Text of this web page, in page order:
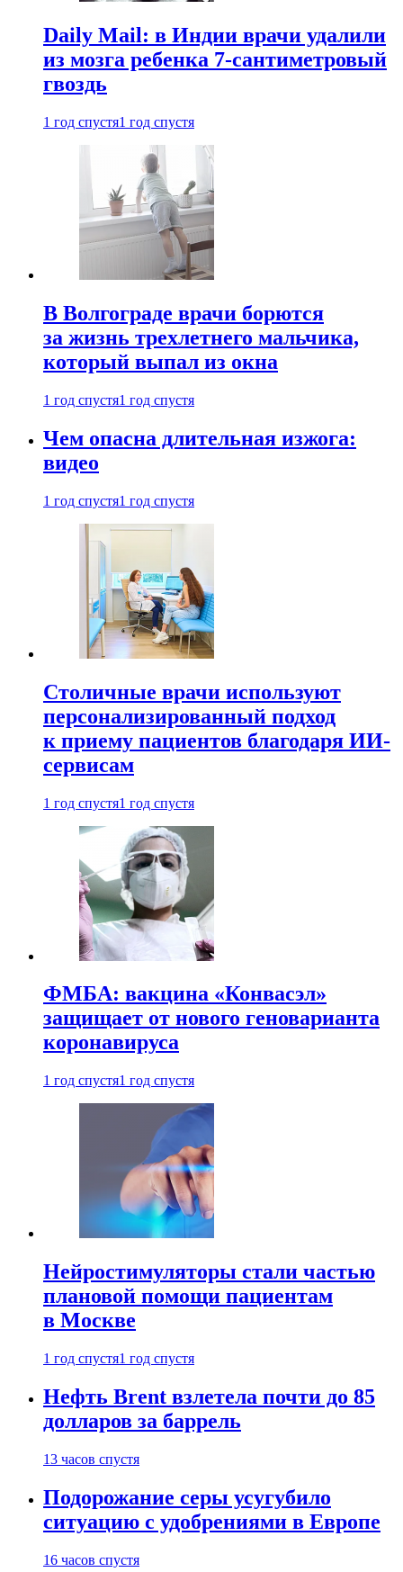
Daily Mail: в Индии врачи удалили
из мозга ребенка 7-сантиметровый
гвоздь
1 год спустя1 год спустя
В Волгограде врачи борются
за жизнь трехлетнего мальчика,
который выпал из окна
1 год спустя1 год спустя
Чем опасна длительная изжога:
видео
1 год спустя1 год спустя
Столичные врачи используют
персонализированный подход
к приему пациентов благодаря ИИ-
сервисам
1 год спустя1 год спустя
ФМБА: вакцина «Конвасэл»
защищает от нового геноварианта
коронавируса
1 год спустя1 год спустя
Нейростимуляторы стали частью
плановой помощи пациентам
в Москве
1 год спустя1 год спустя
Нефть Brent взлетела почти до 85
долларов за баррель
13 часов спустя
Подорожание серы усугубило
ситуацию с удобрениями в Европе
16 часов спустя